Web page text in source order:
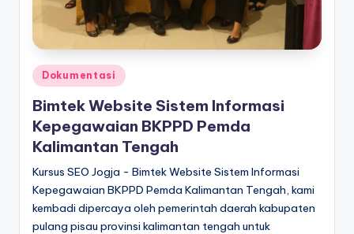
Dokumentasi
Bimtek Website Sistem Informasi
Kepegawaian BKPPD Pemda
Kalimantan Tengah
Kursus SEO Jogja - Bimtek Website Sistem Informasi
Kepegawaian BKPPD Pemda Kalimantan Tengah, kami
kembadi dipercaya oleh pemerintah daerah kabupaten
pulang pisau provinsi kalimantan tengah untuk